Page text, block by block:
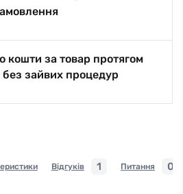
кошти за товар протягом
без зайвих процедур
Відгуків 1 Питання 0